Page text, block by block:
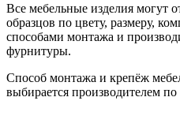
Все мебельные изделия могут
образцов по цвету, размеру,
способами монтажа и
фурнитуры.
Способ монтажа и крепёж
выбирается производителем